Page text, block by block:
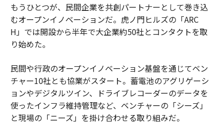
もうひとつが、民間企業を共創パートナーとして巻き込
むオープンイノベーションだ。虎ノ門ヒルズの「ARC
H」では開設から半年で大企業約50社とコンタクトを取
り始めた。
民間や行政のオープンイノベーション基盤を通じてベン
チャー10社とも協業がスタート。蓄電池のアグリゲーシ
ョンやデジタルツイン、ドライブレコーダーのデータを
使ったインフラ維持管理など、ベンチャーの「シーズ」
と現場の「ニーズ」を掛け合わせる取り組みだ。